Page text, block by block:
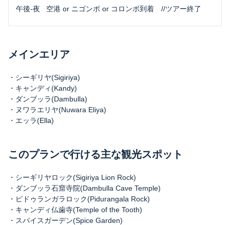
午後-夜 空港 or ニゴンボ or コロンボ到着 //ツアー終了
メインエリア
・シーギリヤ(Sigiriya)
・キャンディ(Kandy)
・ダンブッラ(Dambulla)
・ヌワラエリヤ(Nuwara Eliya)
・エッラ(Ella)
このプランで行ける主な観光スポット
・シーギリヤロック(Sigiriya Lion Rock)
・ダンブッラ石窟寺院(Dambulla Cave Temple)
・ピドゥランガラロック(Pidurangala Rock)
・キャンディ仏歯寺(Temple of the Tooth)
・スパイスガーデン(Spice Garden)